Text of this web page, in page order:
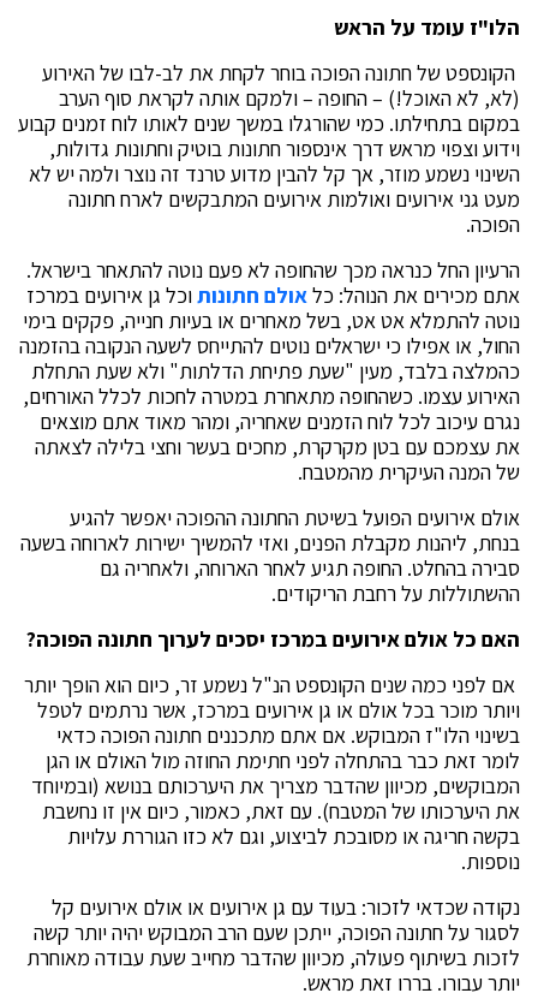
הלו"ז עומד על הראש
הקונספט של חתונה הפוכה בוחר לקחת את לב-לבו של האירוע
(לא, לא האוכל!) – החופה – ולמקם אותה לקראת סוף הערב
במקום בתחילתו. כמי שהורגלו במשך שנים לאותו לוח זמנים קבוע
וידוע וצפוי מראש דרך אינספור חתונות בוטיק וחתונות גדולות,
השינוי נשמע מוזר, אך קל להבין מדוע טרנד זה נוצר ולמה יש לא
מעט גני אירועים ואולמות אירועים המתבקשים לארח חתונה
הפוכה.
הרעיון החל כנראה מכך שהחופה לא פעם נוטה להתאחר בישראל.
אתם מכירים את הנוהל: כלאולם חתונותוכל גן אירועים במרכז
נוטה להתמלא אט אט, בשל מאחרים או בעיות חנייה, פקקים בימי
החול, או אפילו כי ישראלים נוטים להתייחס לשעה הנקובה בהזמנה
כהמלצה בלבד, מעין "שעת פתיחת הדלתות" ולא שעת התחלת
האירוע עצמו. כשהחופה מתאחרת במטרה לחכות לכלל האורחים,
נגרם עיכוב לכל לוח הזמנים שאחריה, ומהר מאוד אתם מוצאים
את עצמכם עם בטן מקרקרת, מחכים בעשר וחצי בלילה לצאתה
של המנה העיקרית מהמטבח.
אולם אירועים הפועל בשיטת החתונה ההפוכה יאפשר להגיע
בנחת, ליהנות מקבלת הפנים, ואזי להמשיך ישירות לארוחה בשעה
סבירה בהחלט. החופה תגיע לאחר הארוחה, ולאחריה גם
ההשתוללות על רחבת הריקודים.
האם כל אולם אירועים במרכז יסכים לערוך חתונה הפוכה?
אם לפני כמה שנים הקונספט הנ"ל נשמע זר, כיום הוא הופך יותר
ויותר מוכר בכל אולם או גן אירועים במרכז, אשר נרתמים לטפל
בשינוי הלו"ז המבוקש. אם אתם מתכננים חתונה הפוכה כדאי
לומר זאת כבר בהתחלה לפני חתימת החוזה מול האולם או הגן
המבוקשים, מכיוון שהדבר מצריך את היערכותם בנושא (ובמיוחד
את היערכותו של המטבח). עם זאת, כאמור, כיום אין זו נחשבת
בקשה חריגה או מסובכת לביצוע, וגם לא כזו הגוררת עלויות
נוספות.
נקודה שכדאי לזכור: בעוד עם גן אירועים או אולם אירועים קל
לסגור על חתונה הפוכה, ייתכן שעם הרב המבוקש יהיה יותר קשה
לזכות בשיתוף פעולה, מכיוון שהדבר מחייב שעת עבודה מאוחרת
יותר עבורו. בררו זאת מראש.